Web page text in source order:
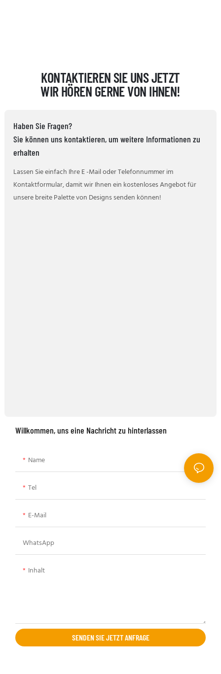
KONTAKTIEREN SIE UNS JETZT
WIR HÖREN GERNE VON IHNEN!
Haben Sie Fragen?
Sie können uns kontaktieren, um weitere Informationen zu
erhalten
Lassen Sie einfach Ihre E -Mail oder Telefonnummer im
Kontaktformular, damit wir Ihnen ein kostenloses Angebot für
unsere breite Palette von Designs senden können!
Willkommen, uns eine Nachricht zu hinterlassen
Name
Tel
E-Mail
WhatsApp
Inhalt
SENDEN SIE JETZT ANFRAGE